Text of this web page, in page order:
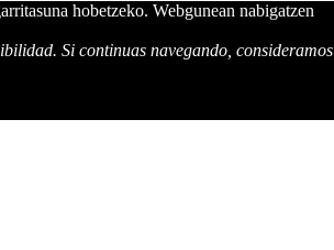
hobetzeko. Webgunean nabigatzen
Si continuas navegando, consideramos